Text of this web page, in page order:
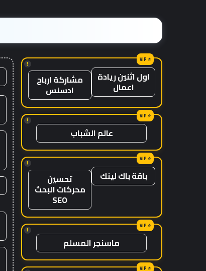
في
الصين
إلى
موطنها
!
اول اثنين ريادة
اعمال مشاركة ارباح
ادسنس
!
عالم الشباب
!
باقة باك لينك تحسين
محركات البحث
SEO
!
ماسنجر المسلم